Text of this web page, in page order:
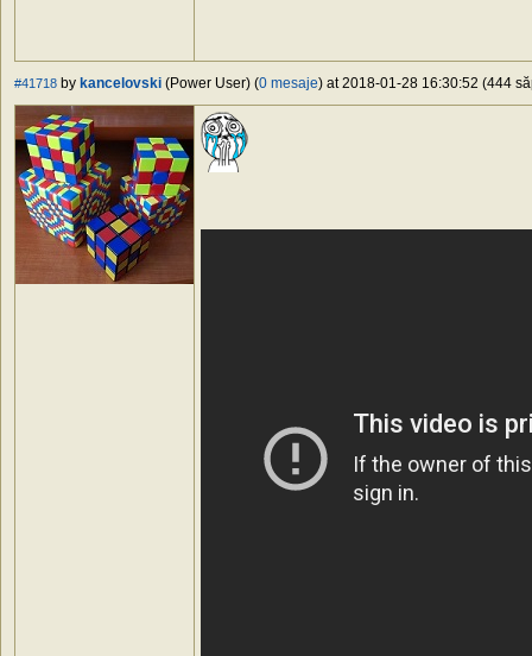
#41718 by kancelovski (Power User) (0 mesaje) at 2018-01-28 16:30:52 (444